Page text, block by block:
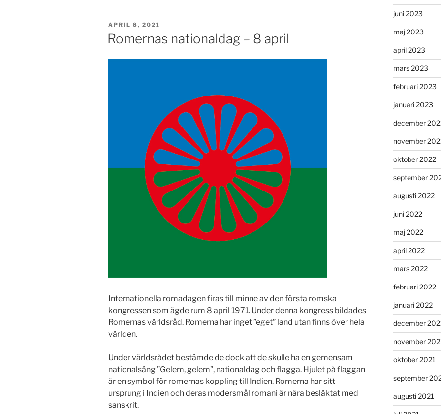
PUBLICERAT
APRIL 8, 2021
Romernas nationaldag – 8 april
Internationella romadagen firas till minne av den första romska
kongressen som ägde rum 8 april 1971. Under denna kongress bildades
Romernas världsråd. Romerna har inget ”eget” land utan finns över hela
världen.
Under världsrådet bestämde de dock att de skulle ha en gemensam
nationalsång ”Gelem, gelem”, nationaldag och flagga. Hjulet på flaggan
är en symbol för romernas koppling till Indien. Romerna har sitt
ursprung i Indien och deras modersmål romani är nära besläktat med
sanskrit.
juni 2023
maj 2023
april 2023
mars 2023
februari 2023
januari 2023
december
november
oktober 2022
september
augusti 2022
juni 2022
maj 2022
april 2022
mars 2022
februari 2022
januari 2022
december
november
oktober 2021
september
augusti 2021